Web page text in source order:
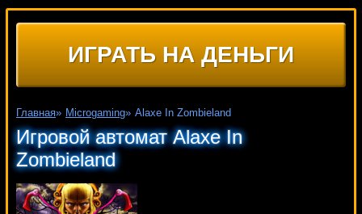
ИГРАТЬ НА ДЕНЬГИ
Главная» Microgaming» Alaxe In Zombieland
Игровой автомат Alaxe In
Zombieland